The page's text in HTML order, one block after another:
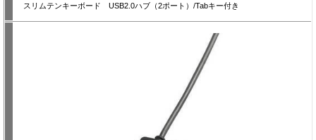
スリムテンキーボード USB2.0ハブ（2ポート）/Tabキー付き